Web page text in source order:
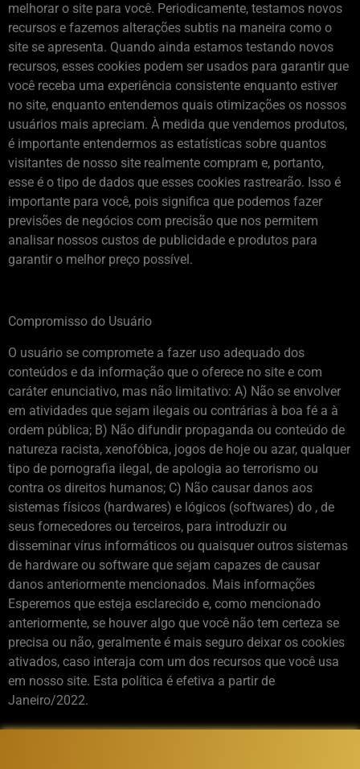
melhorar o site para você. Periodicamente, testamos novos
recursos e fazemos alterações subtis na maneira como o
site se apresenta. Quando ainda estamos testando novos
recursos, esses cookies podem ser usados ​​para garantir que
você receba uma experiência consistente enquanto estiver
no site, enquanto entendemos quais otimizações os nossos
usuários mais apreciam. À medida que vendemos produtos,
é importante entendermos as estatísticas sobre quantos
visitantes de nosso site realmente compram e, portanto,
esse é o tipo de dados que esses cookies rastrearão. Isso é
importante para você, pois significa que podemos fazer
previsões de negócios com precisão que nos permitem
analisar nossos custos de publicidade e produtos para
garantir o melhor preço possível.
Compromisso do Usuário
O usuário se compromete a fazer uso adequado dos
conteúdos e da informação que o oferece no site e com
caráter enunciativo, mas não limitativo: A) Não se envolver
em atividades que sejam ilegais ou contrárias à boa fé a à
ordem pública; B) Não difundir propaganda ou conteúdo de
natureza racista, xenofóbica, jogos de hoje ou azar, qualquer
tipo de pornografia ilegal, de apologia ao terrorismo ou
contra os direitos humanos; C) Não causar danos aos
sistemas físicos (hardwares) e lógicos (softwares) do , de
seus fornecedores ou terceiros, para introduzir ou
disseminar vírus informáticos ou quaisquer outros sistemas
de hardware ou software que sejam capazes de causar
danos anteriormente mencionados. Mais informações
Esperemos que esteja esclarecido e, como mencionado
anteriormente, se houver algo que você não tem certeza se
precisa ou não, geralmente é mais seguro deixar os cookies
ativados, caso interaja com um dos recursos que você usa
em nosso site. Esta política é efetiva a partir de
Janeiro/2022.